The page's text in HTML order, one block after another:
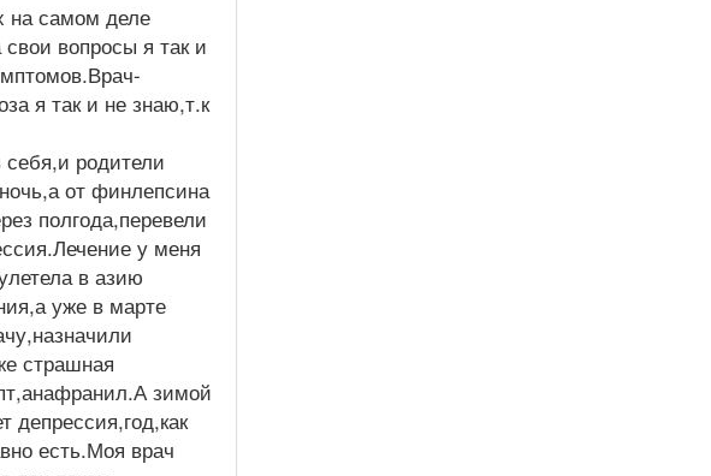
на самом деле
вопросы я так и
я так и не знаю,т.к
родители
от финлепсина
полгода,перевели
у меня
в азию
уже в марте
страшная
зимой
депрессия,год,как
есть.Моя врач